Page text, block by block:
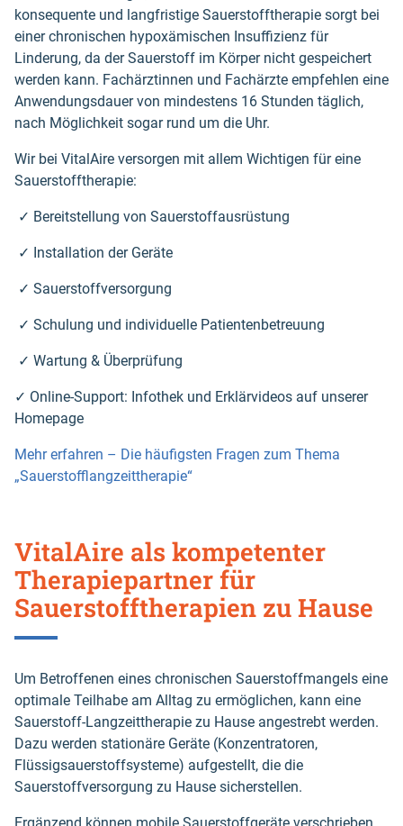
konsequente und langfristige Sauerstofftherapie sorgt bei
einer chronischen hypoxämischen Insuffizienz für
Linderung, da der Sauerstoff im Körper nicht gespeichert
werden kann. Fachärztinnen und Fachärzte empfehlen eine
Anwendungsdauer von mindestens 16 Stunden täglich,
nach Möglichkeit sogar rund um die Uhr.
Wir bei VitalAire versorgen mit allem Wichtigen für eine
Sauerstofftherapie:
✓ Bereitstellung von Sauerstoffausrüstung
✓ Installation der Geräte
✓ Sauerstoffversorgung
✓ Schulung und individuelle Patientenbetreuung
✓ Wartung & Überprüfung
✓ Online-Support: Infothek und Erklärvideos auf unserer
Homepage
Mehr erfahren – Die häufigsten Fragen zum Thema
„Sauerstofflangzeittherapie“
VitalAire als kompetenter
Therapiepartner für
Sauerstofftherapien zu Hause
Um Betroffenen eines chronischen Sauerstoffmangels eine
optimale Teilhabe am Alltag zu ermöglichen, kann eine
Sauerstoff-Langzeittherapie zu Hause angestrebt werden.
Dazu werden stationäre Geräte (Konzentratoren,
Flüssigsauerstoffsysteme) aufgestellt, die die
Sauerstoffversorgung zu Hause sicherstellen.